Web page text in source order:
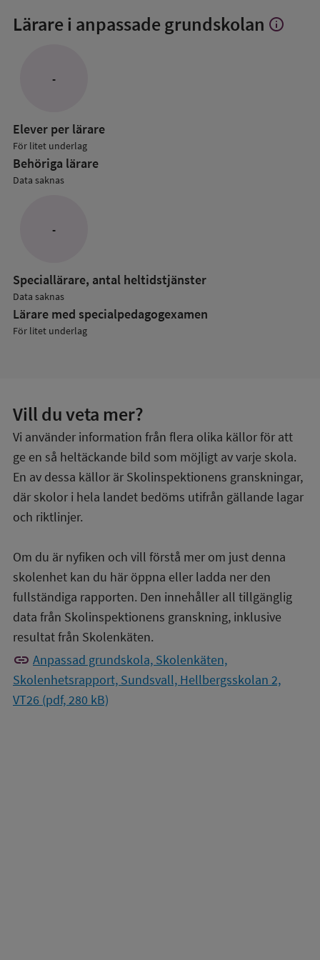
Lärare i anpassade grundskolan Visa
info
-
Elever per lärare
För litet underlag
Behöriga lärare
Data saknas
-
Speciallärare, antal heltidstjänster
Data saknas
Lärare med specialpedagog­examen
För litet underlag
Vill du veta mer?
Vi använder information från flera olika källor för att
ge en så heltäckande bild som möjligt av varje skola.
En av dessa källor är Skolinspektionens granskningar,
där skolor i hela landet bedöms utifrån gällande lagar
och riktlinjer.
Om du är nyfiken och vill förstå mer om just denna
skolenhet kan du här öppna eller ladda ner den
fullständiga rapporten. Den innehåller all tillgänglig
data från Skolinspektionens granskning, inklusive
resultat från Skolenkäten.
link Anpassad grundskola, Skolenkäten,
Skolenhetsrapport, Sundsvall, Hellbergsskolan 2,
VT26 (pdf, 280 kB)